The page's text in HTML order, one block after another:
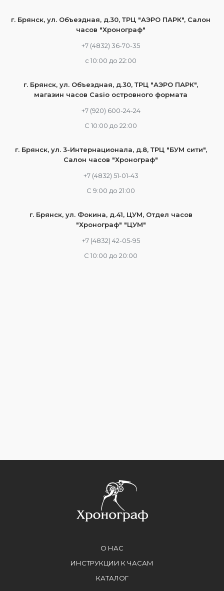
г. Брянск, ул. Объездная, д.30, ТРЦ "АЭРО ПАРК", Салон
часов "Хронограф"
+7 (4832) 36-70-35
c 10:00 до 22:00
г. Брянск, ул. Объездная, д.30, ТРЦ "АЭРО ПАРК",
магазин часов Casio островного формата
+7 (920) 600-24-24
С 10:00 до 22:00
г. Брянск, ул. 3-Интернационала, д.8, ТРЦ "БУМ сити",
Салон часов "Хронограф"
+7 (4832) 51-01-43
С 9:00 до 21:00
г. Брянск, ул. Фокина, д.41, ЦУМ, Отдел часов
"Хронограф" "ЦУМ"
+7 (4832) 42-05-95
С 10:00 до 20:00
О НАС
ИНСТРУКЦИИ К ЧАСАМ
КАТАЛОГ